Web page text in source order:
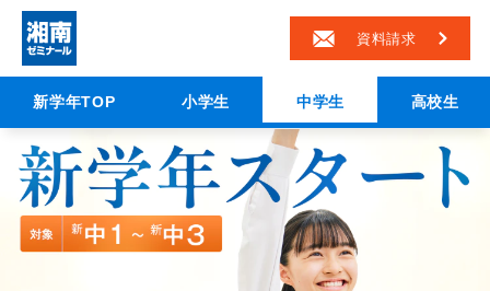
資料請求
新学年TOP 小学生 中学生 高校生